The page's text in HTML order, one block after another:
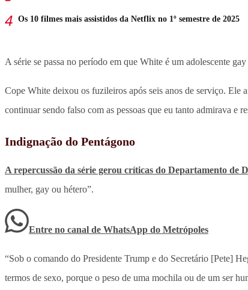
Os 10 filmes mais assistidos da Netflix no 1º semestre de 2025
A série se passa no período em que White é um adolescente
Cope White deixou os fuzileiros após seis anos de serviço. Ele
continuar sendo falso com as pessoas que eu tanto admirava e
Indignação do Pentágono
A repercussão da série gerou críticas do Departamento de
mulher, gay ou hétero”.
Entre no canal de WhatsApp do Metrópoles
“Sob o comando do Presidente Trump e do Secretário [Pete]
termos de sexo, porque o peso de uma mochila ou de um ser